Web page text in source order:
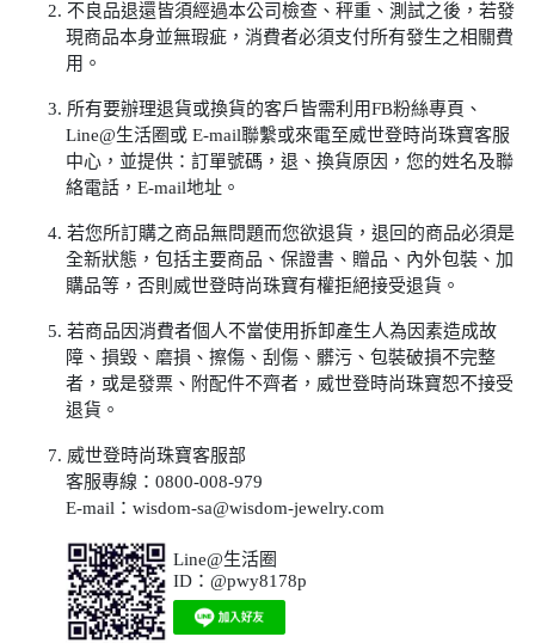
2. 不良品退還皆須經過本公司檢查、秤重、測試之後，若發
現商品本身並無瑕疵，消費者必須支付所有發生之相關費
用。
3. 所有要辦理退貨或換貨的客戶皆需利用FB粉絲專頁、
Line@生活圈或 E-mail聯繫或來電至威世登時尚珠寶客服
中心，並提供：訂單號碼，退、換貨原因，您的姓名及聯
絡電話，E-mail地址。
4. 若您所訂購之商品無問題而您欲退貨，退回的商品必須是
全新狀態，包括主要商品、保證書、贈品、內外包裝、加
購品等，否則威世登時尚珠寶有權拒絕接受退貨。
5. 若商品因消費者個人不當使用拆卸產生人為因素造成故
障、損毀、磨損、擦傷、刮傷、髒污、包裝破損不完整
者，或是發票、附配件不齊者，威世登時尚珠寶恕不接受
退貨。
7. 威世登時尚珠寶客服部
客服專線：0800-008-979
E-mail：wisdom-sa@wisdom-jewelry.com
Line@生活圈
ID：@pwy8178p